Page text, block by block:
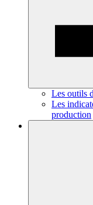
Les outils
Les
production